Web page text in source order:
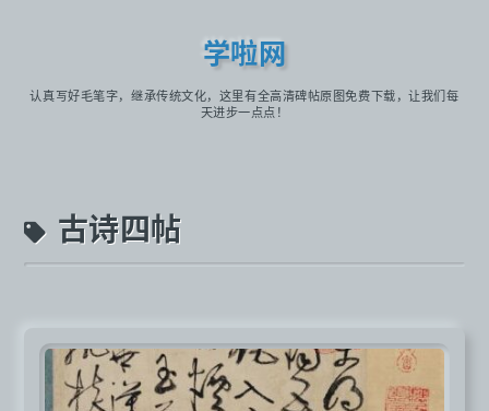
学啦网
认真写好毛笔字，继承传统文化，这里有全高清碑帖原图免费下载，让我们每
天进步一点点！
古诗四帖